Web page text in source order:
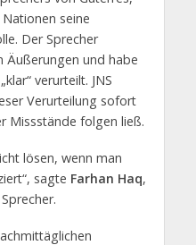
seine
Der Sprecher
Äußerungen und habe
verurteilt. JNS
Verurteilung sofort
Missstände folgen ließ.
lösen, wenn man
sagte Farhan Haq,